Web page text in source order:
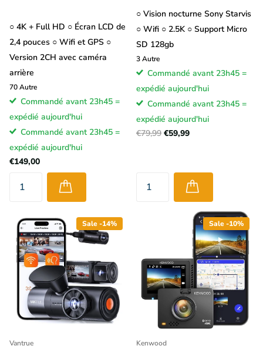
○ 4K + Full HD ○ Écran LCD de
2,4 pouces ○ Wifi et GPS ○
Version 2CH avec caméra
arrière
70Autre
Commandé avant 23h45 =
expédié aujourd'hui
Commandé avant 23h45 =
expédié aujourd'hui
€149,00
○ Vision nocturne Sony Starvis
○ Wifi ○ 2.5K ○ Support Micro
SD 128gb
3Autre
Commandé avant 23h45 =
expédié aujourd'hui
Commandé avant 23h45 =
expédié aujourd'hui
€79,99 €59,99
Sale -14%
Vantrue
Sale -10%
Kenwood